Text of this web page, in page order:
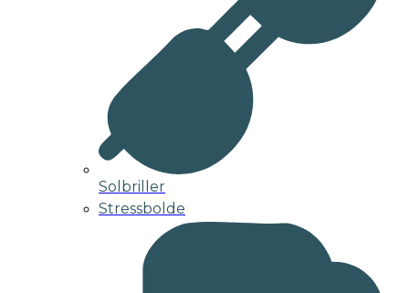
Solbriller
Stressbolde